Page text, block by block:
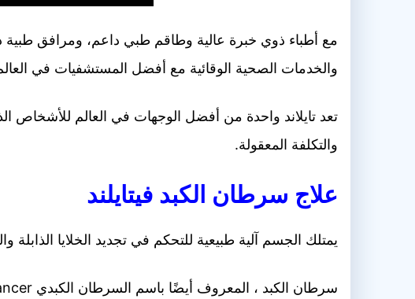
مع أطباء ذوي خبرة عالية وطاقم طبي داعم، ومرافق
والخدمات الصحية الوقائية مع أفضل المستشفيات في
تعد تايلاند واحدة من أفضل الوجهات في العالم للأشخاص
والتكلفة المعقولة.
علاج سرطان الكبد فيتايلند
يمتلك الجسم آلية طبيعية للتحكم في تجديد الخلايا
سرطان الكبد ، المعروف أيضًا باسم السرطان الكبدي